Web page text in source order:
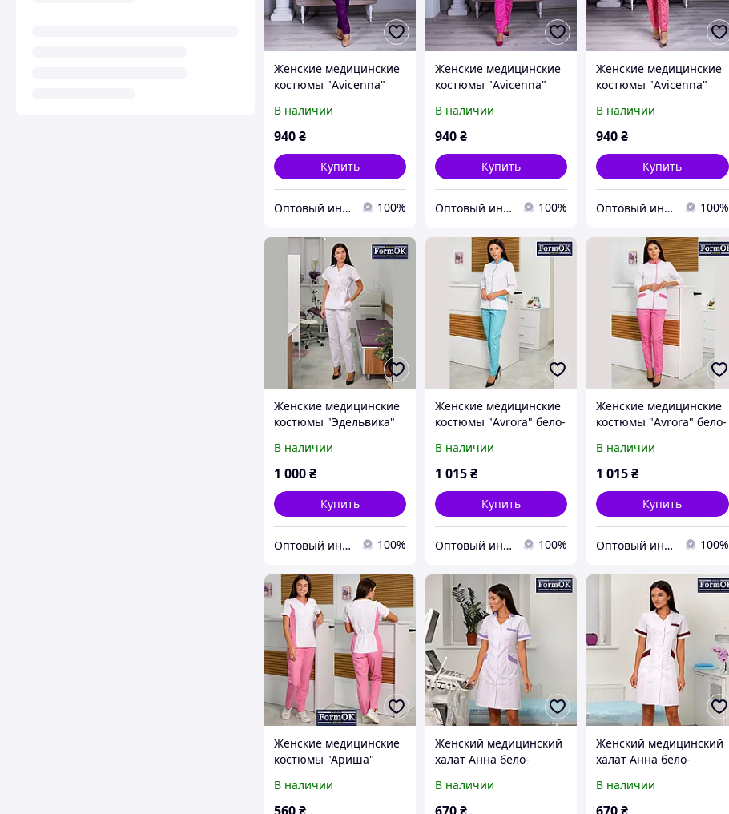
Женские медицинские
костюмы "Avicenna"
В наличии
940₴
Купить
Оптовый интернет-магазин производителей одежды "Butikok" 100%
Женские медицинские
костюмы "Avicenna"
В наличии
940₴
Купить
Оптовый интернет-магазин производителей одежды "Butikok" 100%
Женские медицинские
костюмы "Avicenna"
В наличии
940₴
Купить
Оптовый интернет-магазин производителей одежды "Butikok" 100%
Женские медицинские
костюмы "Эдельвика"
В наличии
1 000₴
Купить
Оптовый интернет-магазин производителей одежды "Butikok" 100%
Женские медицинские
костюмы "Avrora" бело-
В наличии
1 015₴
Купить
Оптовый интернет-магазин производителей одежды "Butikok" 100%
Женские медицинские
костюмы "Avrora" бело-
В наличии
1 015₴
Купить
Оптовый интернет-магазин производителей одежды "Butikok" 100%
Женские медицинские
костюмы "Ариша"
В наличии
Женский медицинский
халат Анна бело-
В наличии
Женский медицинский
халат Анна бело-
В наличии